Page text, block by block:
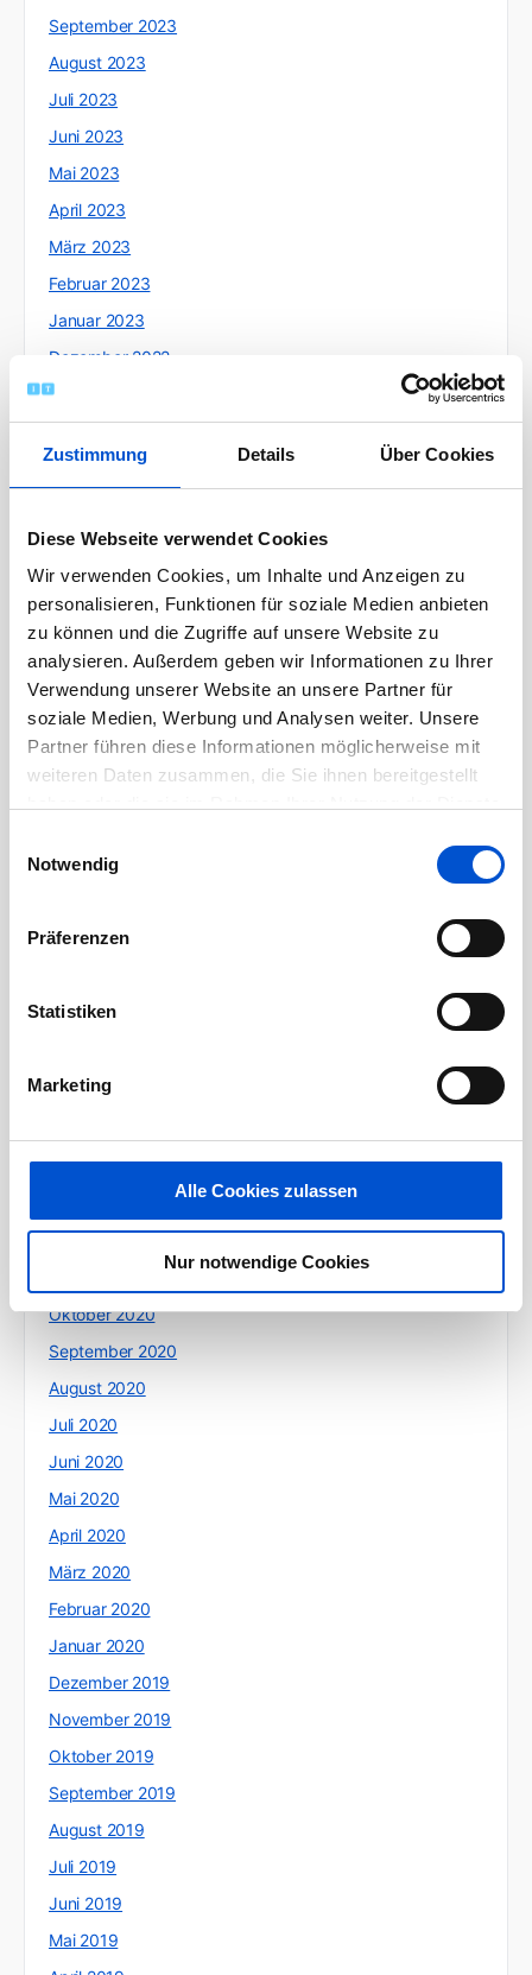
Zustimmung Details Über Cookies
Diese Webseite verwendet Cookies
Wir verwenden Cookies, um Inhalte und Anzeigen zu
personalisieren, Funktionen für soziale Medien anbieten
zu können und die Zugriffe auf unsere Website zu
analysieren. Außerdem geben wir Informationen zu Ihrer
Verwendung unserer Website an unsere Partner für
soziale Medien, Werbung und Analysen weiter. Unsere
Partner führen diese Informationen möglicherweise mit
weiteren Daten zusammen, die Sie ihnen bereitgestellt
Notwendig
Präferenzen
Statistiken
Marketing
Alle Cookies zulassen
Nur notwendige Cookies
September 2023
August 2023
Juli 2023
Juni 2023
Mai 2023
April 2023
März 2023
Februar 2023
Januar 2023
Dezember 2022
November 2022
September 2022
Juli 2022
Juni 2022
Mai 2022
April 2022
März 2022
Februar 2022
Oktober 2021
August 2021
Juni 2021
April 2021
Februar 2021
Oktober 2020
September 2020
August 2020
Juli 2020
Juni 2020
Mai 2020
April 2020
März 2020
Februar 2020
Januar 2020
Dezember 2019
November 2019
Oktober 2019
September 2019
August 2019
Juli 2019
Juni 2019
Mai 2019